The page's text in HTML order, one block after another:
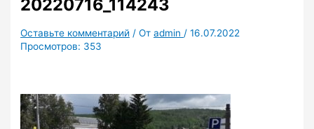
20220716_114243
Оставьте комментарий / Отadmin /16.07.2022
Просмотров: 353